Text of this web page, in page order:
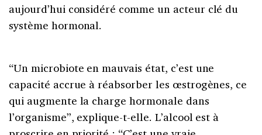
aujourd’hui considéré comme un acteur clé du
système hormonal.
“Un microbiote en mauvais état, c’est une
capacité accrue à réabsorber les œstrogènes, ce
qui augmente la charge hormonale dans
l’organisme”, explique-t-elle. L’alcool est à